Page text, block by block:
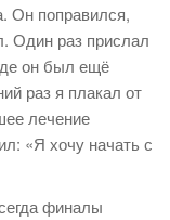
Он поправился,
Один раз прислал
он был ещё
раз я плакал от
лечение
«Я хочу начать с
финалы